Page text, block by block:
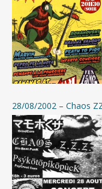
28/08/2002 – Chaos